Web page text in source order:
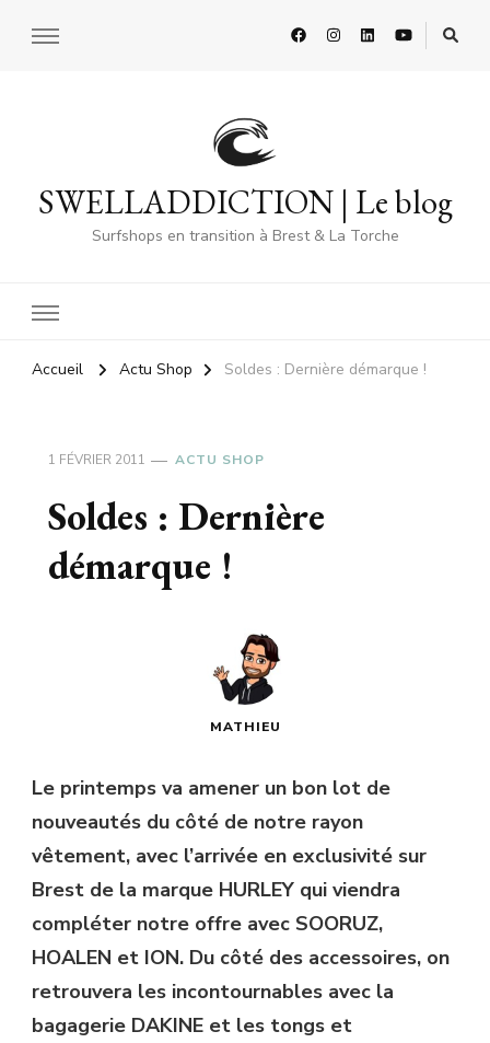
SWELLADDICTION | Le blog
Surfshops en transition à Brest & La Torche
Accueil Actu Shop Soldes : Dernière démarque !
1 FÉVRIER 2011 ACTU SHOP
Soldes : Dernière
démarque !
MATHIEU
Le printemps va amener un bon lot de
nouveautés du côté de notre rayon
vêtement, avec l’arrivée en exclusivité sur
Brest de la marque HURLEY qui viendra
compléter notre offre avec SOORUZ,
HOALEN et ION. Du côté des accessoires, on
retrouvera les incontournables avec la
bagagerie DAKINE et les tongs et